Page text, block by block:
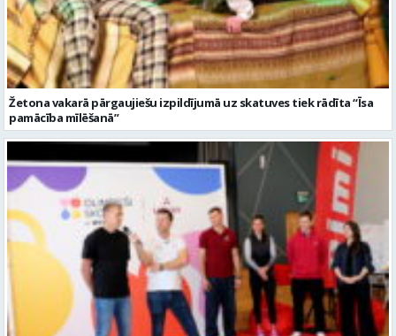
pamācība mīlēšanā”
Ziemas olimpisko spēļu laikā Pārgaujas ģimnāzijā viesojas vasaras
olimpisko spēļu dalībnieki